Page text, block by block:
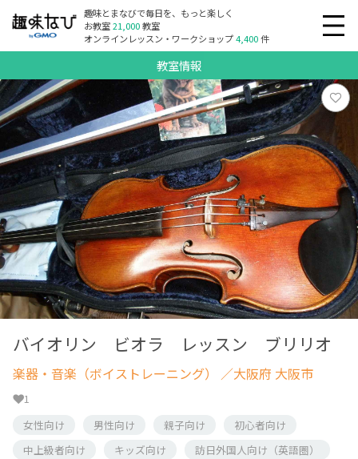
趣味とまなびで毎日を、もっと楽しく
お教室21,000教室
オンラインレッスン・ワークショップ4,400件
教室情報
バイオリン ビオラ レッスン ブリリオ
楽器・音楽（ボイストレーニング） ／大阪府 大阪市
1
女性向け
男性向け 親子向け
初心者向け
中上級者向け
キッズ向け
訪日外国人向け（英語圏）